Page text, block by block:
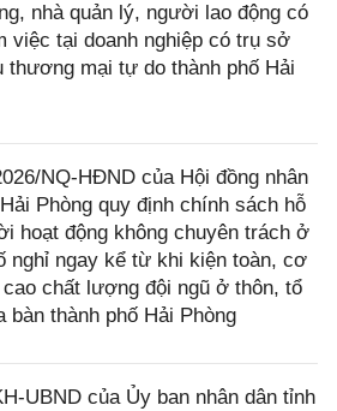
nhà quản lý, người lao động có
việc tại doanh nghiệp có trụ sở
thương mại tự do thành phố Hải
NQ-HĐND của Hội đồng nhân
Phòng quy định chính sách hỗ
hoạt động không chuyên trách ở
nghỉ ngay kể từ khi kiện toàn, cơ
chất lượng đội ngũ ở thôn, tổ
bàn thành phố Hải Phòng
UBND của Ủy ban nhân dân tỉnh